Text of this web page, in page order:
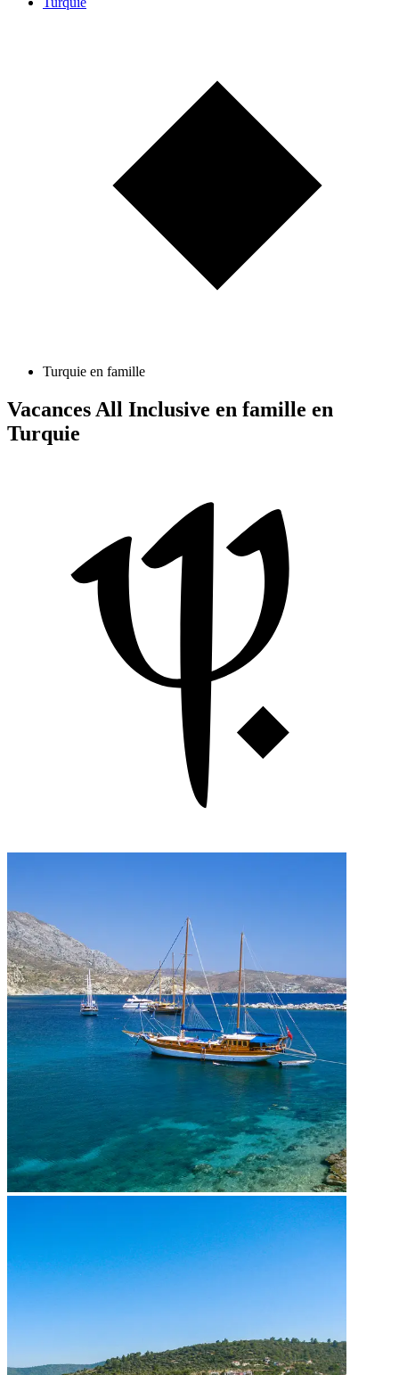
Turquie en famille
Vacances All Inclusive en famille en
Turquie